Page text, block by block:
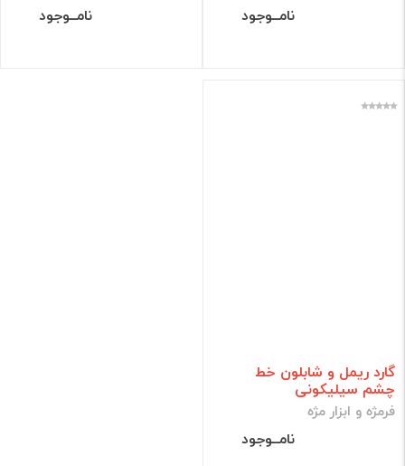
نامــوجود نامــوجود
گارد ریمل و شابلون خط
چشم سیلیکونی
فرمژه و ابزار مژه
نامــوجود